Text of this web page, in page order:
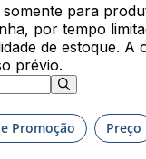
para
por tempo
de estoque. A
prévio.
Promoção Preço